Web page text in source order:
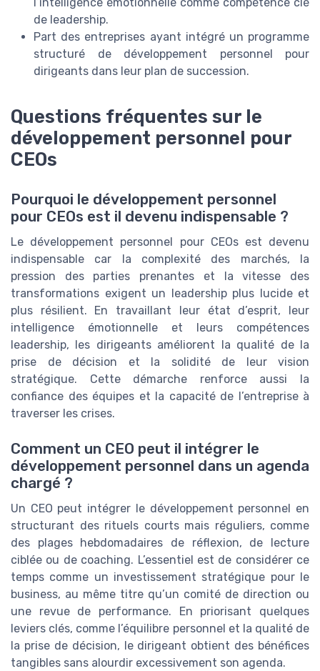
l’intelligence émotionnelle comme compétence clé
de leadership.
Part des entreprises ayant intégré un programme
structuré de développement personnel pour
dirigeants dans leur plan de succession.
Questions fréquentes sur le
développement personnel pour
CEOs
Pourquoi le développement personnel
pour CEOs est il devenu indispensable ?
Le développement personnel pour CEOs est devenu
indispensable car la complexité des marchés, la
pression des parties prenantes et la vitesse des
transformations exigent un leadership plus lucide et
plus résilient. En travaillant leur état d’esprit, leur
intelligence émotionnelle et leurs compétences
leadership, les dirigeants améliorent la qualité de la
prise de décision et la solidité de leur vision
stratégique. Cette démarche renforce aussi la
confiance des équipes et la capacité de l’entreprise à
traverser les crises.
Comment un CEO peut il intégrer le
développement personnel dans un agenda
chargé ?
Un CEO peut intégrer le développement personnel en
structurant des rituels courts mais réguliers, comme
des plages hebdomadaires de réflexion, de lecture
ciblée ou de coaching. L’essentiel est de considérer ce
temps comme un investissement stratégique pour le
business, au même titre qu’un comité de direction ou
une revue de performance. En priorisant quelques
leviers clés, comme l’équilibre personnel et la qualité de
la prise de décision, le dirigeant obtient des bénéfices
tangibles sans alourdir excessivement son agenda.